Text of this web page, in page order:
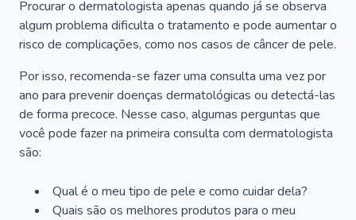
Procurar o dermatologista apenas quando já se observa
algum problema dificulta o tratamento e pode aumentar o
risco de complicações, como nos casos de câncer de pele.
Por isso, recomenda-se fazer uma consulta uma vez por
ano para prevenir doenças dermatológicas ou detectá-las
de forma precoce. Nesse caso, algumas perguntas que
você pode fazer na primeira consulta com dermatologista
são:
Qual é o meu tipo de pele e como cuidar dela?
Quais são os melhores produtos para o meu